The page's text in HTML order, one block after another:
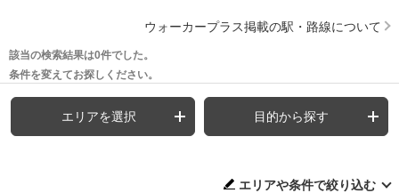
ウォーカープラス掲載の駅・路線について
該当の検索結果は0件でした。
条件を変えてお探しください。
エリアを選択 目的から探す
エリアや条件で絞り込む